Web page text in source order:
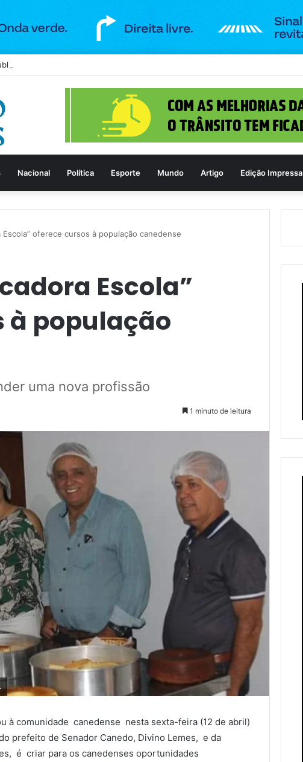
de Goiânia recebe espetáculo teatral gratuito na próxima terça-feira (11)
Nacional Política Esporte Mundo Artigo Edição Impressa
Escola” oferece cursos à população canedense
Escola”
à população
uma nova profissão
1 minuto de leitura
à comunidade canedense nesta sexta-feira (12 de abril)
prefeito de Senador Canedo, Divino Lemes, e da
é criar para os canedenses oportunidades